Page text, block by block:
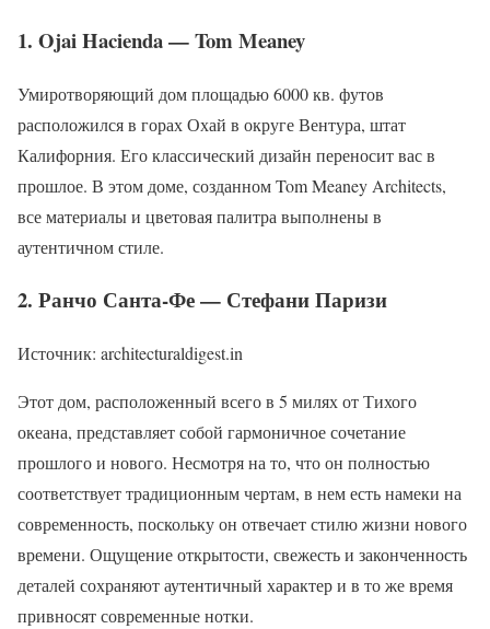
1. Ojai Hacienda — Tom Meaney
Умиротворяющий дом площадью 6000 кв. футов
расположился в горах Охай в округе Вентура, штат
Калифорния. Его классический дизайн переносит вас в
прошлое. В этом доме, созданном Tom Meaney Architects,
все материалы и цветовая палитра выполнены в
аутентичном стиле.
2. Ранчо Санта-Фе — Стефани Паризи
Источник: architecturaldigest.in
Этот дом, расположенный всего в 5 милях от Тихого
океана, представляет собой гармоничное сочетание
прошлого и нового. Несмотря на то, что он полностью
соответствует традиционным чертам, в нем есть намеки на
современность, поскольку он отвечает стилю жизни нового
времени. Ощущение открытости, свежесть и законченность
деталей сохраняют аутентичный характер и в то же время
привносят современные нотки.